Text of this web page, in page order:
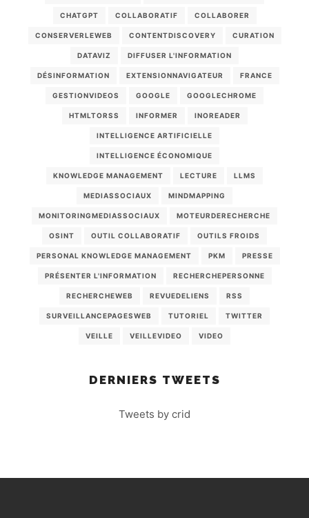
CHATGPT COLLABORATIF COLLABORER
CONSERVERLEWEB CONTENTDISCOVERY CURATION
DATAVIZ DIFFUSER L'INFORMATION
DÉSINFORMATION EXTENSIONNAVIGATEUR FRANCE
GESTIONVIDEOS GOOGLE GOOGLECHROME
HTMLTORSS INFORMER INOREADER
INTELLIGENCE ARTIFICIELLE
INTELLIGENCE ÉCONOMIQUE
KNOWLEDGE MANAGEMENT LECTURE LLMS
MEDIASSOCIAUX MINDMAPPING
MONITORINGMEDIASSOCIAUX MOTEURDERECHERCHE
OSINT OUTIL COLLABORATIF OUTILS FROIDS
PERSONAL KNOWLEDGE MANAGEMENT PKM PRESSE
PRÉSENTER L'INFORMATION RECHERCHEPERSONNE
RECHERCHEWEB REVUEDELIENS RSS
SURVEILLANCEPAGESWEB TUTORIEL TWITTER
VEILLE VEILLEVIDEO VIDEO
DERNIERS TWEETS
Tweets by crid